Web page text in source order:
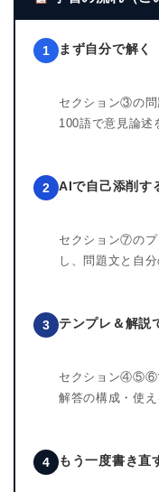
1 まず自分で解く
セクション③の問
100語で意見論述
2 AIで自己添削す
セクション⑦のプ
し、問題文と自
3 テンプレ＆解説
セクション④⑤⑥
解答の構成・使え
4 もう一度書き直